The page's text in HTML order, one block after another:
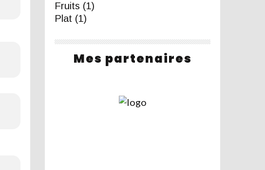
Fruits (1)
Plat (1)
Mes partenaires